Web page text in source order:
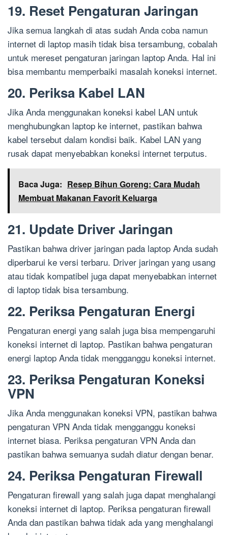
19. Reset Pengaturan Jaringan
Jika semua langkah di atas sudah Anda coba namun
internet di laptop masih tidak bisa tersambung, cobalah
untuk mereset pengaturan jaringan laptop Anda. Hal ini
bisa membantu memperbaiki masalah koneksi internet.
20. Periksa Kabel LAN
Jika Anda menggunakan koneksi kabel LAN untuk
menghubungkan laptop ke internet, pastikan bahwa
kabel tersebut dalam kondisi baik. Kabel LAN yang
rusak dapat menyebabkan koneksi internet terputus.
Baca Juga: Resep Bihun Goreng: Cara Mudah
Membuat Makanan Favorit Keluarga
21. Update Driver Jaringan
Pastikan bahwa driver jaringan pada laptop Anda sudah
diperbarui ke versi terbaru. Driver jaringan yang usang
atau tidak kompatibel juga dapat menyebabkan internet
di laptop tidak bisa tersambung.
22. Periksa Pengaturan Energi
Pengaturan energi yang salah juga bisa mempengaruhi
koneksi internet di laptop. Pastikan bahwa pengaturan
energi laptop Anda tidak mengganggu koneksi internet.
23. Periksa Pengaturan Koneksi
VPN
Jika Anda menggunakan koneksi VPN, pastikan bahwa
pengaturan VPN Anda tidak mengganggu koneksi
internet biasa. Periksa pengaturan VPN Anda dan
pastikan bahwa semuanya sudah diatur dengan benar.
24. Periksa Pengaturan Firewall
Pengaturan firewall yang salah juga dapat menghalangi
koneksi internet di laptop. Periksa pengaturan firewall
Anda dan pastikan bahwa tidak ada yang menghalangi